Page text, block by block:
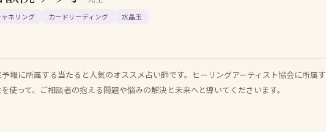
ネリング カードリーディング 水晶玉
報に所属する当たると人気のオススメ占い師です。ヒーリングアーティスト協会に所属す
使って、ご相談者の抱える問題や悩みの解決と未来へと導いてくださいます。